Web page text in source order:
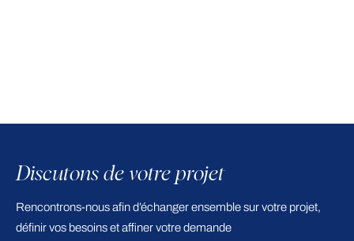
Discutons de votre projet
Rencontrons-nous afin d’échanger ensemble sur votre projet,
définir vos besoins et affiner votre demande